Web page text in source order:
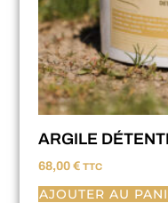
ARGILE
68,00 € TTC
AJOUTER AU